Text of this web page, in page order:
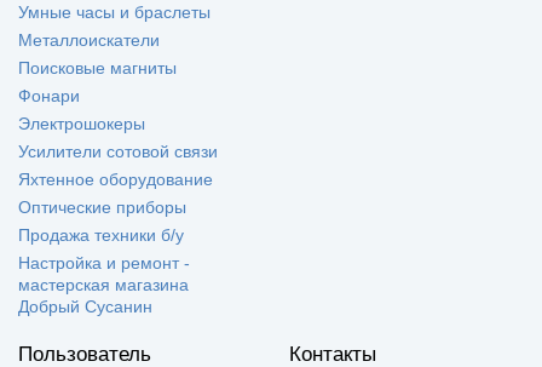
Умные часы и браслеты
Металлоискатели
Поисковые магниты
Фонари
Электрошокеры
Усилители сотовой связи
Яхтенное оборудование
Оптические приборы
Продажа техники б/у
Настройка и ремонт -
мастерская магазина
Добрый Сусанин
Пользователь Контакты